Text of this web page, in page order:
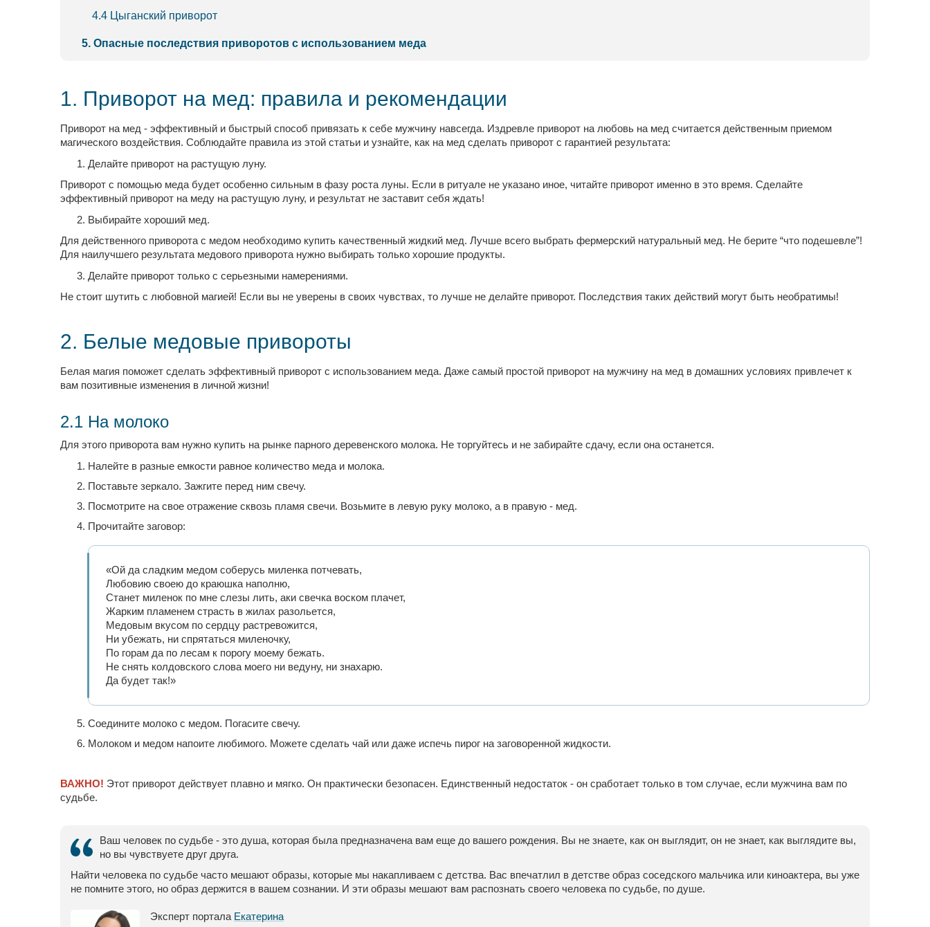
4.4 Цыганский приворот
5. Опасные последствия приворотов с использованием меда
1. Приворот на мед: правила и рекомендации
Приворот на мед - эффективный и быстрый способ привязать к себе мужчину навсегда. Издревле приворот на любовь на мед считается действенным приемом
магического воздействия. Соблюдайте правила из этой статьи и узнайте, как на мед сделать приворот с гарантией результата:
Делайте приворот на растущую луну.
Приворот с помощью меда будет особенно сильным в фазу роста луны. Если в ритуале не указано иное, читайте приворот именно в это время. Сделайте
эффективный приворот на меду на растущую луну, и результат не заставит себя ждать!
Выбирайте хороший мед.
Для действенного приворота с медом необходимо купить качественный жидкий мед. Лучше всего выбрать фермерский натуральный мед. Не берите “что подешевле”!
Для наилучшего результата медового приворота нужно выбирать только хорошие продукты.
Делайте приворот только с серьезными намерениями.
Не стоит шутить с любовной магией! Если вы не уверены в своих чувствах, то лучше не делайте приворот. Последствия таких действий могут быть необратимы!
2. Белые медовые привороты
Белая магия поможет сделать эффективный приворот с использованием меда. Даже самый простой приворот на мужчину на мед в домашних условиях привлечет к
вам позитивные изменения в личной жизни!
2.1 На молоко
Для этого приворота вам нужно купить на рынке парного деревенского молока. Не торгуйтесь и не забирайте сдачу, если она останется.
Налейте в разные емкости равное количество меда и молока.
Поставьте зеркало. Зажгите перед ним свечу.
Посмотрите на свое отражение сквозь пламя свечи. Возьмите в левую руку молоко, а в правую - мед.
Прочитайте заговор:
«Ой да сладким медом соберусь миленка потчевать,
Любовию своею до краюшка наполню,
Станет миленок по мне слезы лить, аки свечка воском плачет,
Жарким пламенем страсть в жилах разольется,
Медовым вкусом по сердцу растревожится,
Ни убежать, ни спрятаться миленочку,
По горам да по лесам к порогу моему бежать.
Не снять колдовского слова моего ни ведуну, ни знахарю.
Да будет так!»
Соедините молоко с медом. Погасите свечу.
Молоком и медом напоите любимого. Можете сделать чай или даже испечь пирог на заговоренной жидкости.
ВАЖНО! Этот приворот действует плавно и мягко. Он практически безопасен. Единственный недостаток - он сработает только в том случае, если мужчина вам по
судьбе.
Ваш человек по судьбе - это душа, которая была предназначена вам еще до вашего рождения. Вы не знаете, как он выглядит, он не знает, как выглядите вы,
но вы чувствуете друг друга.
Найти человека по судьбе часто мешают образы, которые мы накапливаем с детства. Вас впечатлил в детстве образ соседского мальчика или киноактера, вы уже
не помните этого, но образ держится в вашем сознании. И эти образы мешают вам распознать своего человека по судьбе, по душе.
Эксперт портала Екатерина